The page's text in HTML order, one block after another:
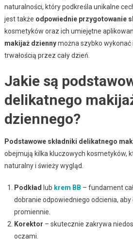
naturalności, który podkreśla unikalne
jest także odpowiednie przygotowanie
kosmetyków oraz ich umiejętne
makijaż dziennymożna szybko wykonać
trwałością przez cały dzień.
Jakie są
delikatnego
dziennego?
Podstawowe składniki delikatnego
obejmują kilka kluczowych kosmetyków,
naturalny i świeży wygląd.
Podkład lub krem BB – fundament
dobranie odpowiedniego odcienia, aby
promiennie.
Korektor – skutecznie zakrywa
oczami.